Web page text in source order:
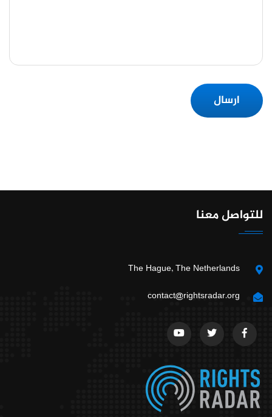
ارسال
للتواصل معنا
The Hague, The Netherlands
contact@rightsradar.org